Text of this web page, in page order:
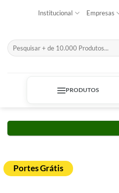
Institucional Empresas
Pesquisar
por:
PRODUTOS
Portes Grátis